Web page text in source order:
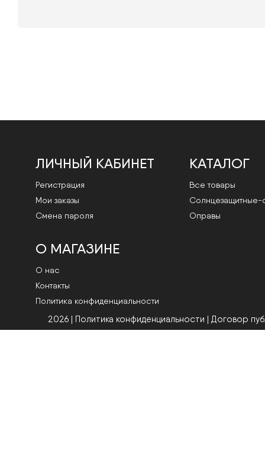
ЛИЧНЫЙ КАБИНЕТ
Регистрация
Мои заказы
Смена пароля
КАТАЛОГ
Все товары
Cолнцезащитные-
Оправы
О МАГАЗИНЕ
О нас
Контакты
Политика конфиденциальности
2026 | Политика конфиденциальности | Договор